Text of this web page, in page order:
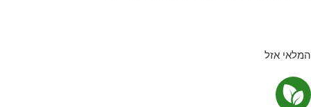
המלאי אזל